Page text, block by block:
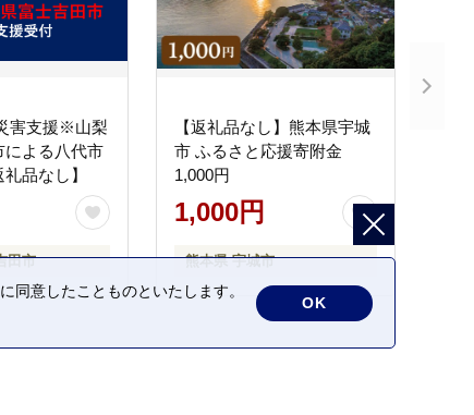
害支援※山梨
による八代市
品なし】
田市
【返礼品なし】熊本県宇城
市 ふるさと応援寄附金
1,000円
1,000円
熊本県 宇城市
同意したことものといたします。
OK